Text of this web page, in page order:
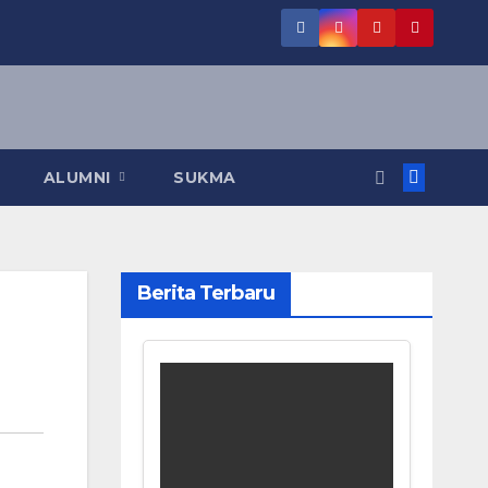
ALUMNI SUKMA
Berita Terbaru